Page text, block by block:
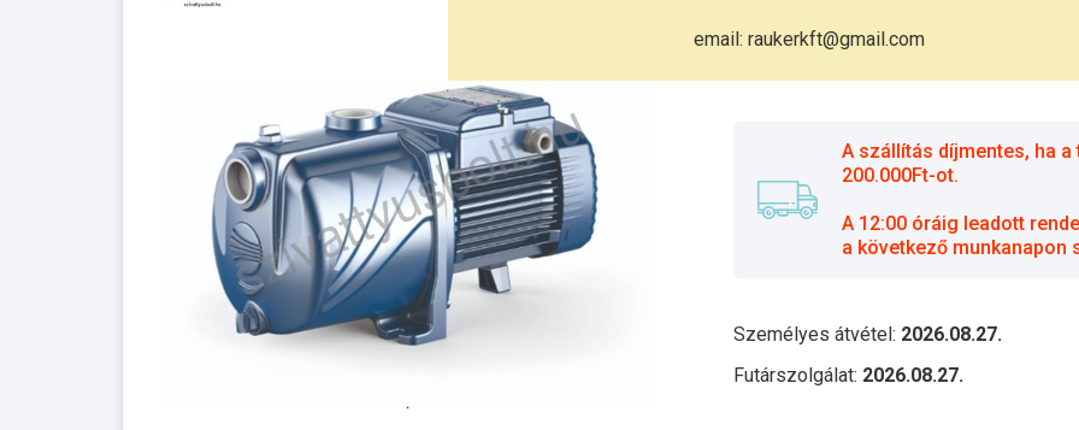
email: raukerkft@gmail.com
A szállítás díjmentes, ha
200.000Ft-ot.
A 12:00 óráig leadott
a következő munkanapon
Személyes átvétel: 2026.08.27.
Futárszolgálat: 2026.08.27.